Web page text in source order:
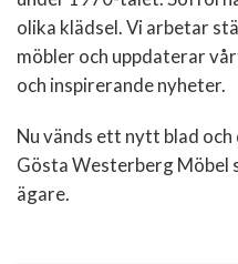
olika klädsel. Vi arbetar
möbler och uppdaterar
och inspirerande nyheter.
Nu vänds ett nytt blad
Gösta Westerberg Möbel
ägare.